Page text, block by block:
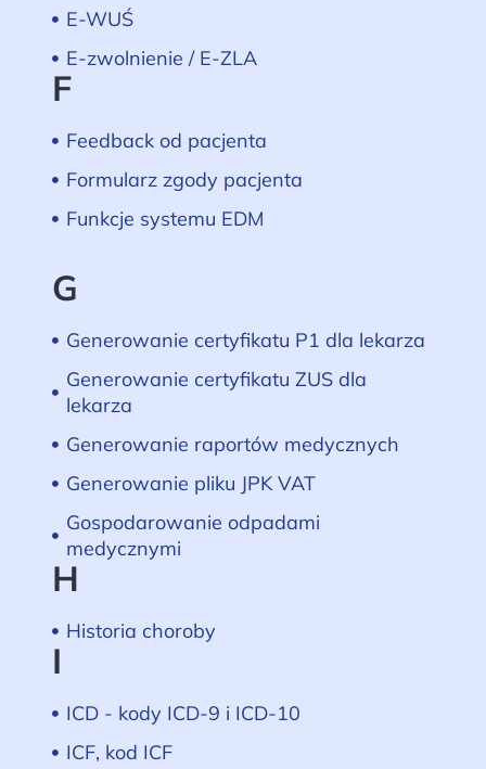
E-WUŚ
E-zwolnienie / E-ZLA
F
Feedback od pacjenta
Formularz zgody pacjenta
Funkcje systemu EDM
G
Generowanie certyfikatu P1 dla lekarza
Generowanie certyfikatu ZUS dla
lekarza
Generowanie raportów medycznych
Generowanie pliku JPK VAT
Gospodarowanie odpadami
medycznymi
H
Historia choroby
I
ICD - kody ICD-9 i ICD-10
ICF, kod ICF